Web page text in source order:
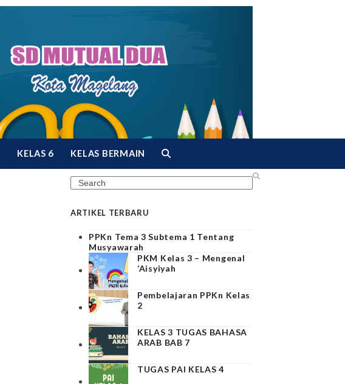
KELAS 6 KELAS BERMAIN
Search
ARTIKEL TERBARU
PPKn Tema 3 Subtema 1 Tentang
Musyawarah
PKM Kelas 3 – Mengenal
‘Aisyiyah
Pembelajaran PPKn Kelas
2
KELAS 3 TUGAS BAHASA
ARAB BAB 7
TUGAS PAI KELAS 4